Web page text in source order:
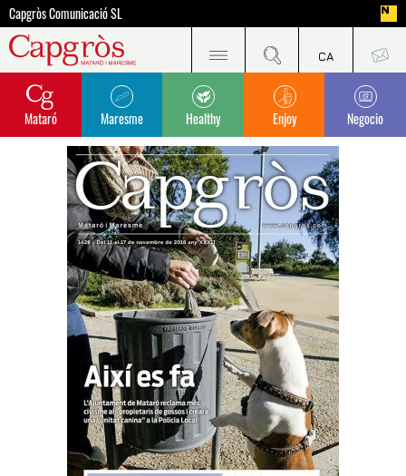
Capgròs Comunicació SL
Mataró Maresme Healthy Enjoy Negocio